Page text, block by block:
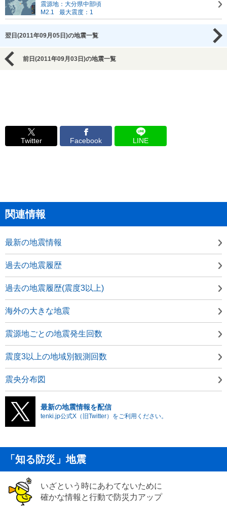
震源地：大分県中部頃
M2.1
最大震度：1
翌日(2011年09月05日)の地震一覧
前日(2011年09月03日)の地震一覧
Twitter Facebook LINE
関連情報
最新の地震情報
過去の地震履歴
過去の地震履歴(震度3以上)
海外の大きな地震
震源地ごとの地震発生回数
震度3以上の地域別観測回数
震央分布図
最新の地震情報を配信
tenki.jp公式X（旧Twitter）をご利用ください。
「知る防災」地震
いざという時にあわてないために
確かな情報と行動で防災力アップ